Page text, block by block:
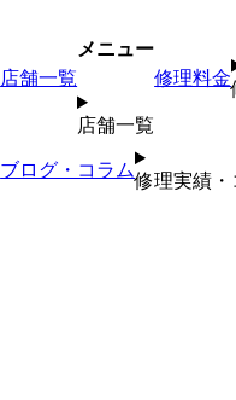
店舗一覧
メニュー
店舗一覧
修理料金
ブログ・コラム
修理実績・